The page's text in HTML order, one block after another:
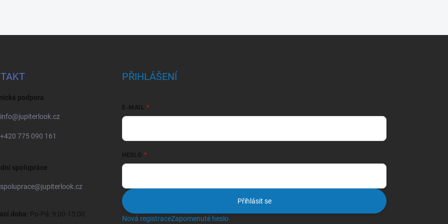
podpora
info@jupiterlook.cz
+420 775 090 161
spolupráce
spoluprace@jupiterlook.cz
doba: Po-Pá: 9:00-15:00
PŘIHLÁŠENÍ
E-MAIL
HESLO
Přihlásit se
Nová registraceZapomenuté heslo